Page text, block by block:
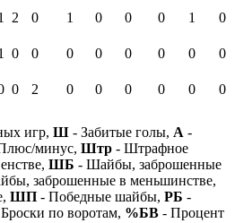
2 0 1 0 0 0 1 0
0 0 0 0 0 0 0 0
0 2 0 0 0 0 0
0
игр, Ш - Забитые голы, А -
минус, Штр - Штрафное
ШБ - Шайбы, заброшенные
заброшенные в меньшинстве,
ШП - Победные шайбы, РБ -
по воротам, %БВ - Процент